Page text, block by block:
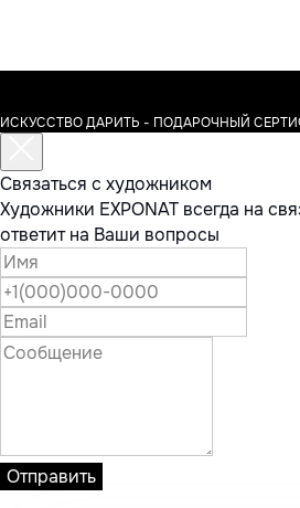
ИСКУССТВО ДАРИТЬ - ПОДАРОЧНЫЙ
Связаться с художником
Художники EXPONAT всегда на
ответит на Ваши вопросы
Отправить